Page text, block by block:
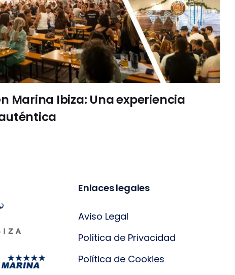
Marina Ibiza: Una experiencia
Enlaces legales
Aviso Legal
Política de Privacidad
Política de Cookies